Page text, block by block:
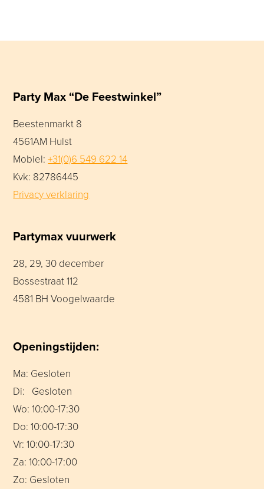
Party Max “De Feestwinkel”
Beestenmarkt 8
4561AM Hulst
Mobiel:+31(0)6 549 622 14
Kvk: 82786445
Privacy verklaring
Partymax vuurwerk
28, 29, 30 december
Bossestraat 112
4581 BH Voogelwaarde
Openingstijden:
Ma: Gesloten
Di: Gesloten
Wo: 10:00-17:30
Do: 10:00-17:30
Vr: 10:00-17:30
Za: 10:00-17:00
Zo: Gesloten